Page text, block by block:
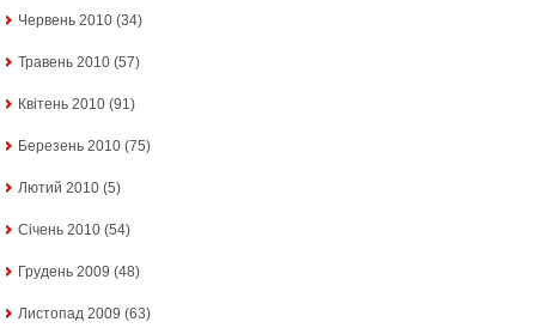
Червень 2010 (34)
Травень 2010 (57)
Квітень 2010 (91)
Березень 2010 (75)
Лютий 2010 (5)
Січень 2010 (54)
Грудень 2009 (48)
Листопад 2009 (63)